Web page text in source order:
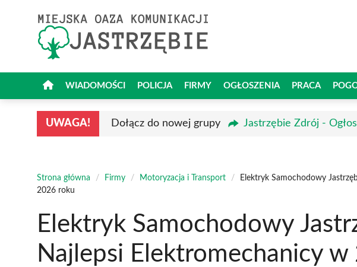
WIADOMOŚCI POLICJA FIRMY OGŁOSZENIA PRACA
UWAGA! Dołącz do nowej grupy Jastrzębie Zdrój -
Strona główna / Firmy / Motoryzacja i Transport /
Elektryk Samochodowy
2026 roku
Elektryk Samochodowy
Najlepsi Elektromechanicy